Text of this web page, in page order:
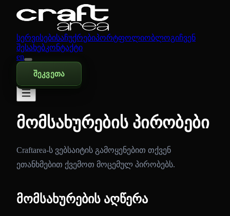
სერვისებისაჩუქრებიპორტფოლიობლოგიჩვენ
შესახებკონტაქტი
en
შეკვეთა
მომსახურების პირობები
Craftarea-ს ვებსაიტის გამოყენებით თქვენ
ეთანხმებით ქვემოთ მოცემულ პირობებს.
მომსახურების აღწერა